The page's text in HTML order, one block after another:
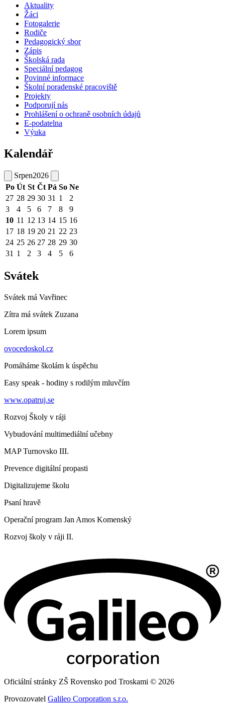
Aktuality
Žáci
Fotogalerie
Rodiče
Pedagogický sbor
Zápis
Školská rada
Speciální pedagog
Povinné informace
Školní poradenské pracoviště
Projekty
Podporují nás
Prohlášení o ochraně osobních údajů
E-podatelna
Výuka
Kalendář
Srpen2026
Po Út St Čt Pá So Ne
27 28 29 30 31 1
2
3
4 5 6 7 8
9
10 11 12 13 14 15 16
17 18 19 20 21 22 23
24 25 26 27 28 29 30
31 1 2 3 4 5 6
Svátek
Svátek má Vavřinec
Zítra má svátek Zuzana
Lorem ipsum
ovocedoskol.cz
Pomáháme školám k úspěchu
Easy speak - hodiny s rodilým mluvčím
www.opatruj.se
Rozvoj Školy v ráji
Vybudování multimediální učebny
MAP Turnovsko III.
Prevence digitální propasti
Digitalizujeme školu
Psaní hravě
Operační program Jan Amos Komenský
Rozvoj školy v ráji II.
Oficiální stránky ZŠ Rovensko pod Troskami © 2026
Provozovatel Galileo Corporation s.r.o.